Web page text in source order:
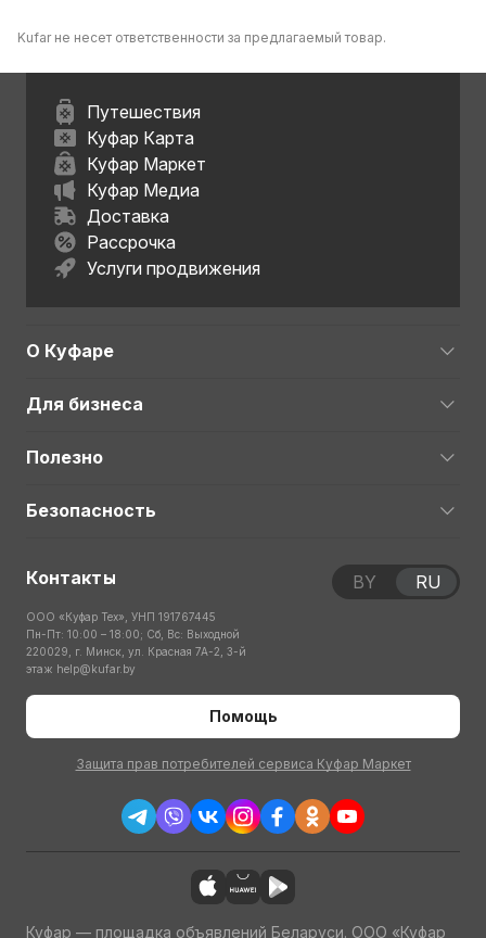
Kufar не несет ответственности за предлагаемый товар.
Путешествия
Куфар Карта
Куфар Маркет
Куфар Медиа
Доставка
Рассрочка
Услуги продвижения
О Куфаре
Для бизнеса
Полезно
Безопасность
Контакты
ООО «Куфар Тех», УНП 191767445
Пн-Пт: 10:00 – 18:00; Сб, Вс: Выходной
220029, г. Минск, ул. Красная 7А-2, 3-й
этаж help@kufar.by
Помощь
Защита прав потребителей сервиса Куфар Маркет
BY RU
Куфар — площадка объявлений Беларуси. ООО «Куфар